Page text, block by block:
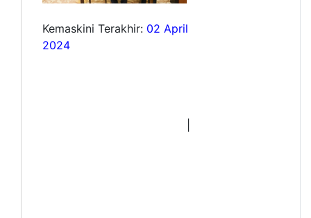
Kemaskini Terakhir: 02 April
2024